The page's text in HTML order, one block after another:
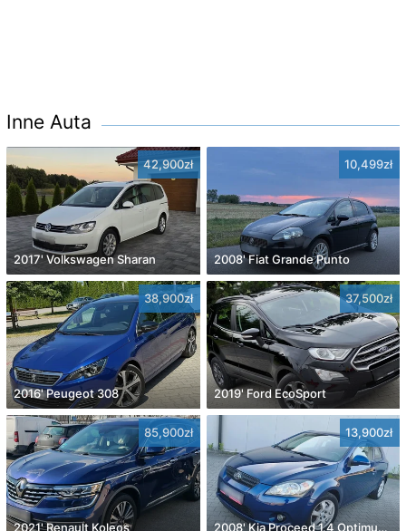
Inne Auta
42,900zł
2017' Volkswagen Sharan
10,499zł
2008' Fiat Grande Punto
38,900zł
2016' Peugeot 308
37,500zł
2019' Ford EcoSport
85,900zł
2021' Renault Koleos
13,900zł
2008' Kia Proceed 1.4 Optimum +